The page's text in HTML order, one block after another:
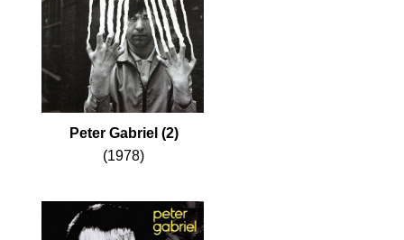
Peter Gabriel (2)
(1978)